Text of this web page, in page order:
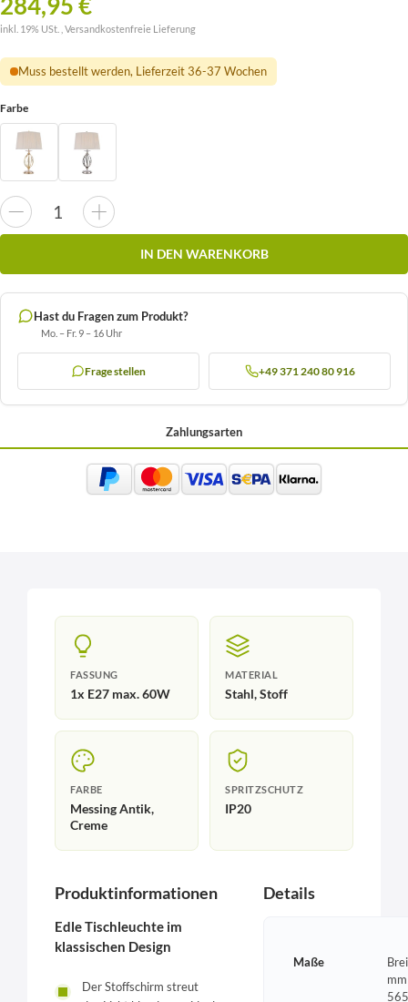
inkl. 19% USt. , Versandkostenfreie Lieferung
Muss bestellt werden, Lieferzeit 36-37 Wochen
Farbe
IN DEN WARENKORB
Hast du Fragen zum Produkt?
Mo. – Fr. 9 – 16 Uhr
Frage stellen +49 371 240 80 916
Zahlungsarten
FASSUNG
1x E27 max. 60W
MATERIAL
Stahl, Stoff
FARBE
Messing Antik,
Creme
SPRITZSCHUTZ
IP20
Produktinformationen
Edle Tischleuchte im
klassischen Design
Der Stoffschirm streut
Details
Maße